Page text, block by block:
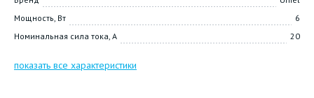
Мощность, Вт
6
Номинальная сила тока, А
20
показать все характеристики